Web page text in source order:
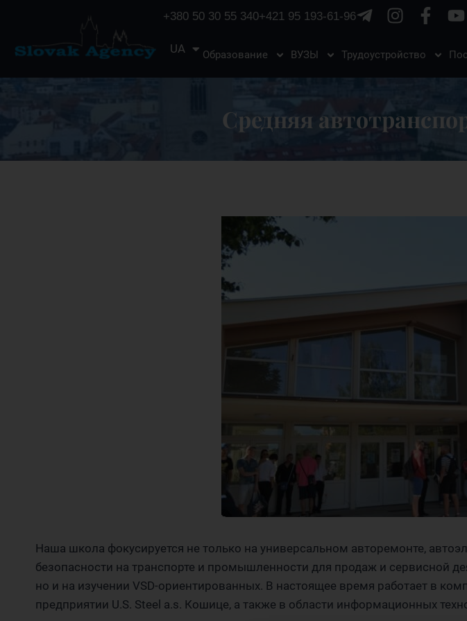
+380 50 30 55 340+421 95 193-61-96
UA
EN Образование ВУЗЫ Трудоустройство
Средняя
Наша школа фокусируется не только на универсальном авторемонте,
безопасности на транспорте и промышленности для продаж и сервисной
но и на изучении VSD-ориентированных. В настоящее время работает в
предприятии U.S. Steel a.s. Кошице, а также в области информационных